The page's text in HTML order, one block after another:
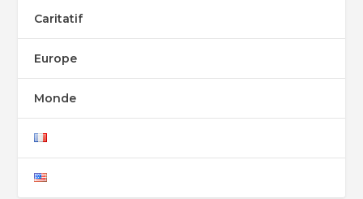
Caritatif
Europe
Monde